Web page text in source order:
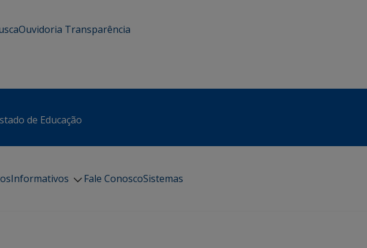
Ouvidoria Transparência
de Educação
Informativos Fale ConoscoSistemas